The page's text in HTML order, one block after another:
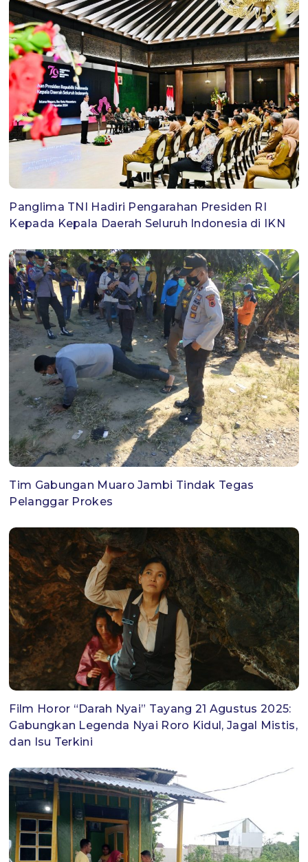
Panglima TNI Hadiri Pengarahan Presiden RI
Kepada Kepala Daerah Seluruh Indonesia di IKN
Tim Gabungan Muaro Jambi Tindak Tegas
Pelanggar Prokes
Film Horor “Darah Nyai” Tayang 21 Agustus 2025:
Gabungkan Legenda Nyai Roro Kidul, Jagal Mistis,
dan Isu Terkini